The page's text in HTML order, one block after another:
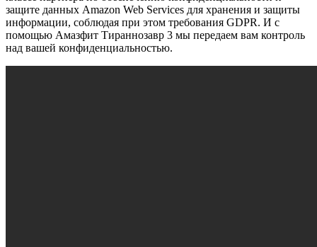
защите данных Amazon Web Services для хранения и защиты
информации, соблюдая при этом требования GDPR. И с
помощью Амазфит Тираннозавр 3 мы передаем вам контроль
над вашей конфиденциальностью.